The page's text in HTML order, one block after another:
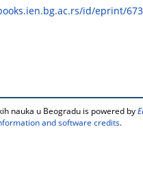
id/eprint/673
nauka u Beogradu is powered by
and software credits.